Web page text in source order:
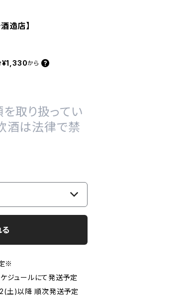
造店】
¥1,330から
取り扱ってい
酒は法律で禁
※
ジュールにて発送予定
土)以降 順次発送予定